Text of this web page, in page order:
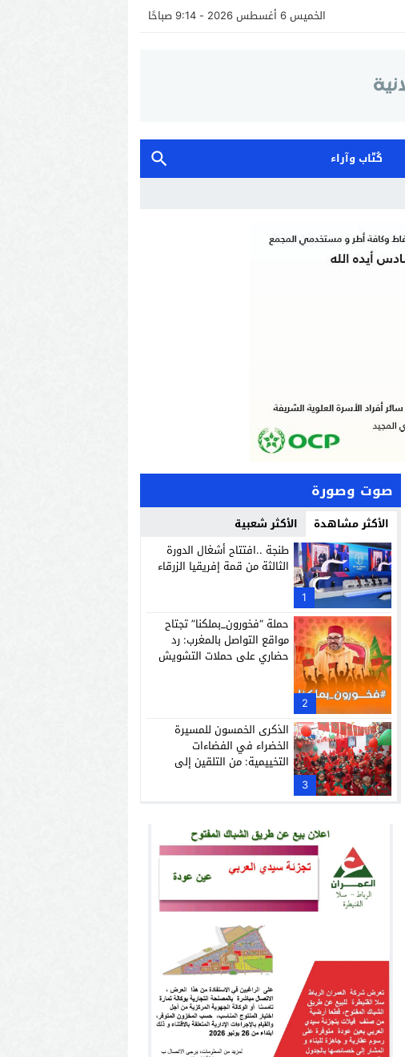
الخميس 6 أغسطس 2026 - 9:14 صباحًا
كُتّاب وآراء
صوت وصورة
الأكثر مشاهدة الأكثر شعبية
1
طنجة ..افتتاح أشغال الدورة
الثالثة من قمة إفريقيا الزرقاء
2
حملة “فخورون_بملكنا” تجتاح
مواقع التواصل بالمغرب: رد
حضاري على حملات التشويش
3
الذكرى الخمسون للمسيرة
الخضراء في الفضاءات
التخييمية: من التلقين إلى